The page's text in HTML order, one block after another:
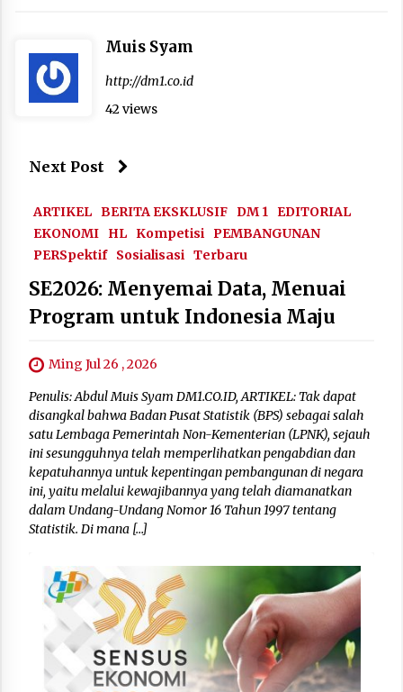
Muis Syam
http://dm1.co.id
42 views
Next Post
ARTIKEL BERITA EKSKLUSIF DM 1 EDITORIAL
EKONOMI
HL Kompetisi PEMBANGUNAN
PERSpektif
Sosialisasi Terbaru
SE2026: Menyemai Data, Menuai
Program untuk Indonesia Maju
Ming Jul 26 , 2026
Penulis: Abdul Muis Syam DM1.CO.ID, ARTIKEL: Tak dapat
disangkal bahwa Badan Pusat Statistik (BPS) sebagai salah
satu Lembaga Pemerintah Non-Kementerian (LPNK), sejauh
ini sesungguhnya telah memperlihatkan pengabdian dan
kepatuhannya untuk kepentingan pembangunan di negara
ini, yaitu melalui kewajibannya yang telah diamanatkan
dalam Undang-Undang Nomor 16 Tahun 1997 tentang
Statistik. Di mana […]